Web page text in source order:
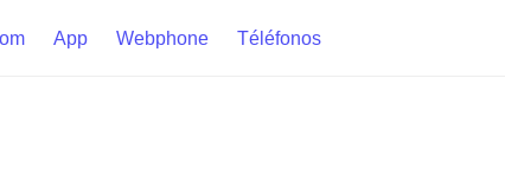
App Webphone Téléfonos